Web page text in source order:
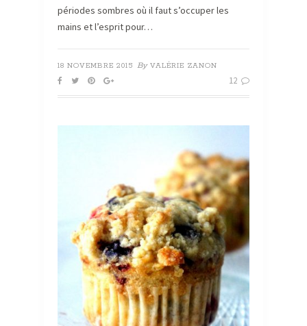
périodes sombres où il faut s’occuper les
mains et l’esprit pour…
18 NOVEMBRE 2015 By VALÉRIE ZANON
12